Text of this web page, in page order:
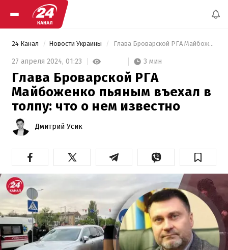
24 Канал Новости Украины Глава Броварской РГА Майбоженко пьяным въехал в толпу: что о нем известно
27 апреля 2024, 01:23 3 мин
Глава Броварской РГА
Майбоженко пьяным въехал в
толпу: что о нем известно
Дмитрий Усик